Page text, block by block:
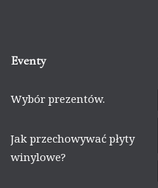
Eventy
Wybór prezentów.
Jak przechowywać płyty
winylowe?